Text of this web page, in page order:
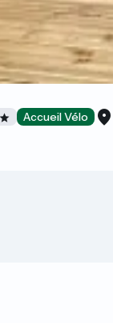
Accueil Vélo